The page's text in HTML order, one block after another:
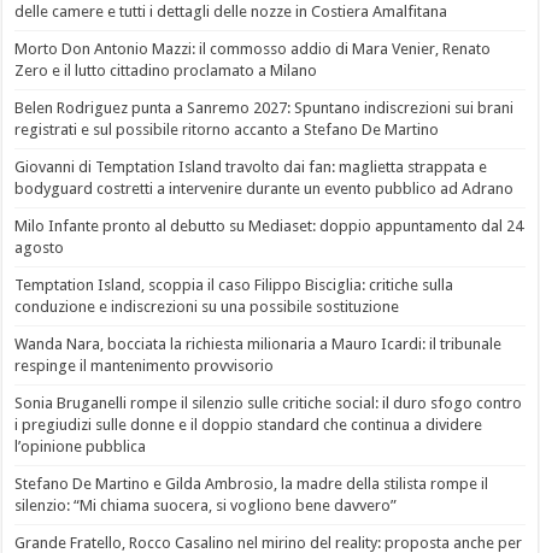
delle camere e tutti i dettagli delle nozze in Costiera Amalfitana
Morto Don Antonio Mazzi: il commosso addio di Mara Venier, Renato
Zero e il lutto cittadino proclamato a Milano
Belen Rodriguez punta a Sanremo 2027: Spuntano indiscrezioni sui brani
registrati e sul possibile ritorno accanto a Stefano De Martino
Giovanni di Temptation Island travolto dai fan: maglietta strappata e
bodyguard costretti a intervenire durante un evento pubblico ad Adrano
Milo Infante pronto al debutto su Mediaset: doppio appuntamento dal 24
agosto
Temptation Island, scoppia il caso Filippo Bisciglia: critiche sulla
conduzione e indiscrezioni su una possibile sostituzione
Wanda Nara, bocciata la richiesta milionaria a Mauro Icardi: il tribunale
respinge il mantenimento provvisorio
Sonia Bruganelli rompe il silenzio sulle critiche social: il duro sfogo contro
i pregiudizi sulle donne e il doppio standard che continua a dividere
l’opinione pubblica
Stefano De Martino e Gilda Ambrosio, la madre della stilista rompe il
silenzio: “Mi chiama suocera, si vogliono bene davvero”
Grande Fratello, Rocco Casalino nel mirino del reality: proposta anche per